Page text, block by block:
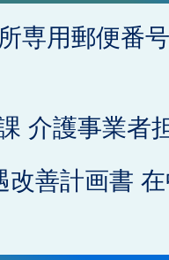
専用郵便番
介護事業者
善計画書